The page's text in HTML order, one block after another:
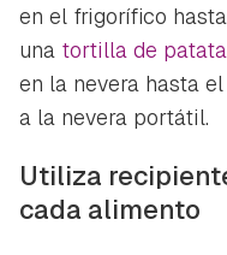
en el frigorífico
una tortilla de
en la nevera hasta
a la nevera portátil.
Utiliza
cada alimento